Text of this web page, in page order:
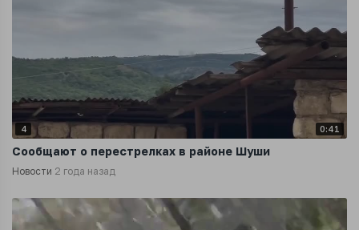
4 0:41
Сообщают о перестрелках в районе Шуши
Новости 2 года назад